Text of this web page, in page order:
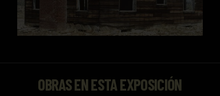
medioambiental, y testimonio en la era actual
de la capacidad autodestructiva del ser
humano.
OBRAS EN ESTA EXPOSICIÓN